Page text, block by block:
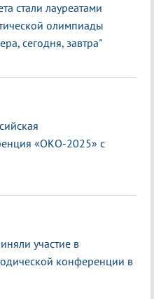
стали лауреатами
олимпиады
сегодня, завтра"
«ОКО-2025» с
участие в
конференции в